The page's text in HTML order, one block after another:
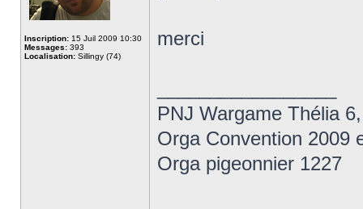
Inscription: 15 Juil 2009 10:30
Messages: 393
Localisation: Sillingy (74)
merci
PNJ Wargame Thélia 6,
Orga Convention 2009
Orga pigeonnier 1227